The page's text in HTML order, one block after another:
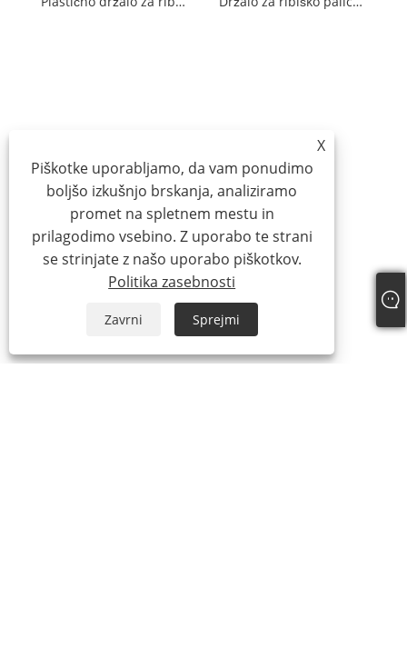
X
Piškotke uporabljamo, da vam ponudimo
boljšo izkušnjo brskanja, analiziramo
promet na spletnem mestu in
prilagodimo vsebino. Z uporabo te strani
se strinjate z našo uporabo piškotkov.
Politika zasebnosti
Zavrni Sprejmi